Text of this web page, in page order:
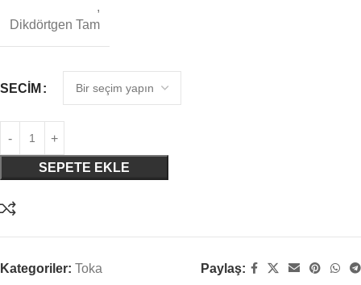
,
Dikdörtgen Tam
SECIM
SEPETE EKLE
Kategoriler: Toka Paylaş: